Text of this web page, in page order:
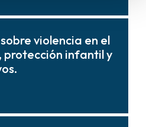
diseñados para
la
requisitos de
violencia en el
protección infantil y